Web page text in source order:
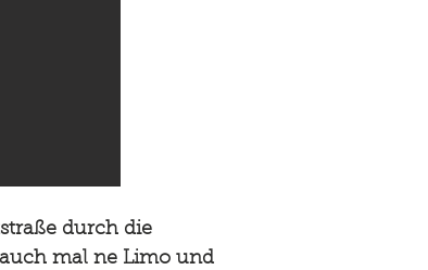
durch die
mal ne Limo und